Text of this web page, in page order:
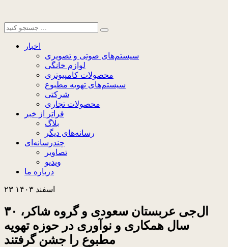
اخبار
سیستم‌های صوتی و تصویری
لوازم خانگی
محصولات کامپیوتری
سیستم‌های تهویه مطبوع
شرکتی
محصولات تجاری
فراتر از خبر
بلاگ
رسانه‌های دیگر
چندرسانه‌ای
تصاویر
ویدیو
درباره ما
۲۳ اسفند ۱۴۰۳
ال‌جی عربستان سعودی و گروه شاکر، ۳۰
سال همکاری و نوآوری در حوزه تهویه
مطبوع را جشن گرفتند